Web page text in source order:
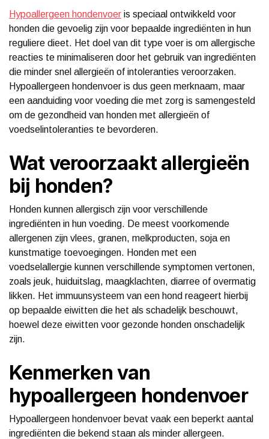
Hypoallergeen hondenvoer is speciaal ontwikkeld voor
honden die gevoelig zijn voor bepaalde ingrediënten in hun
reguliere dieet. Het doel van dit type voer is om allergische
reacties te minimaliseren door het gebruik van ingrediënten
die minder snel allergieën of intoleranties veroorzaken.
Hypoallergeen hondenvoer is dus geen merknaam, maar
een aanduiding voor voeding die met zorg is samengesteld
om de gezondheid van honden met allergieën of
voedselintoleranties te bevorderen.
Wat veroorzaakt allergieën
bij honden?
Honden kunnen allergisch zijn voor verschillende
ingrediënten in hun voeding. De meest voorkomende
allergenen zijn vlees, granen, melkproducten, soja en
kunstmatige toevoegingen. Honden met een
voedselallergie kunnen verschillende symptomen vertonen,
zoals jeuk, huiduitslag, maagklachten, diarree of overmatig
likken. Het immuunsysteem van een hond reageert hierbij
op bepaalde eiwitten die het als schadelijk beschouwt,
hoewel deze eiwitten voor gezonde honden onschadelijk
zijn.
Kenmerken van
hypoallergeen hondenvoer
Hypoallergeen hondenvoer bevat vaak een beperkt aantal
ingrediënten die bekend staan als minder allergeen.